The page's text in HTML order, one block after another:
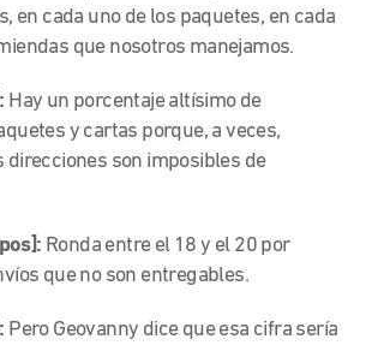
en cada uno de los paquetes, en cada
que nosotros manejamos.
Hay un porcentaje altísimo de
y cartas porque, a veces,
direcciones son imposibles de
Ronda entre el 18 y el 20 por
que no son entregables.
Pero Geovanny dice que esa cifra sería